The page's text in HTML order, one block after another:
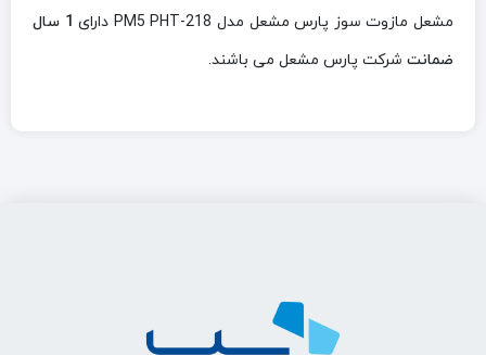
مشعل مازوت سوز پارس مشعل مدل PM5 PHT-218 دارای
1 سال
ضمانت شرکت پارس مشعل می باشند.